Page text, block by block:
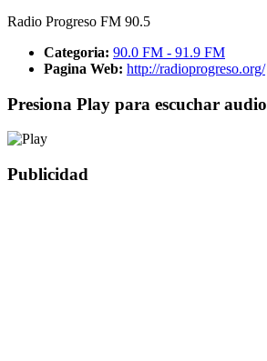
Radio Progreso FM 90.5
Categoria: 90.0 FM - 91.9 FM
Pagina Web: http://radioprogreso.org/
Presiona Play para escuchar audio
Publicidad